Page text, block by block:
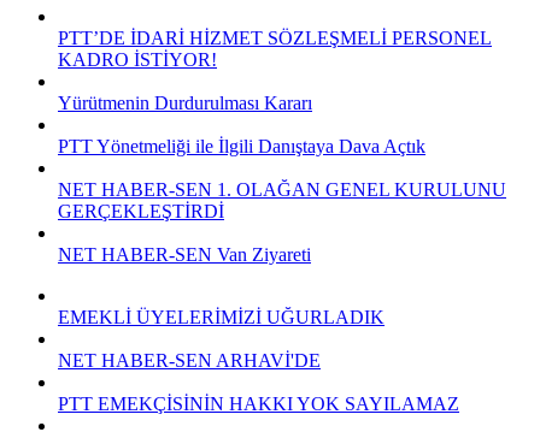
PTT’DE İDARİ HİZMET SÖZLEŞMELİ PERSONEL
KADRO İSTİYOR!
Yürütmenin Durdurulması Kararı
PTT Yönetmeliği ile İlgili Danıştaya Dava Açtık
NET HABER-SEN 1. OLAĞAN GENEL KURULUNU
GERÇEKLEŞTİRDİ
NET HABER-SEN Van Ziyareti
EMEKLİ ÜYELERİMİZİ UĞURLADIK
NET HABER-SEN ARHAVİ'DE
PTT EMEKÇİSİNİN HAKKI YOK SAYILAMAZ